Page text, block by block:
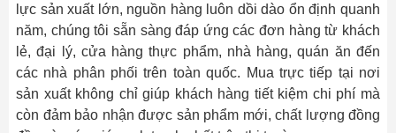
lực sản xuất lớn, nguồn hàng luôn dồi dào ổn định quanh
năm, chúng tôi sẵn sàng đáp ứng các đơn hàng từ khách
lẻ, đại lý, cửa hàng thực phẩm, nhà hàng, quán ăn đến
các nhà phân phối trên toàn quốc. Mua trực tiếp tại nơi
sản xuất không chỉ giúp khách hàng tiết kiệm chi phí mà
còn đảm bảo nhận được sản phẩm mới, chất lượng đồng